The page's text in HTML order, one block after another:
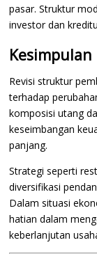
pasar. Struktur
investor dan
Kesimpulan
Revisi struktur
terhadap
komposisi utang
keseimbangan
panjang.
Strategi seperti
diversifikasi
Dalam situasi
hatian dalam
keberlanjutan